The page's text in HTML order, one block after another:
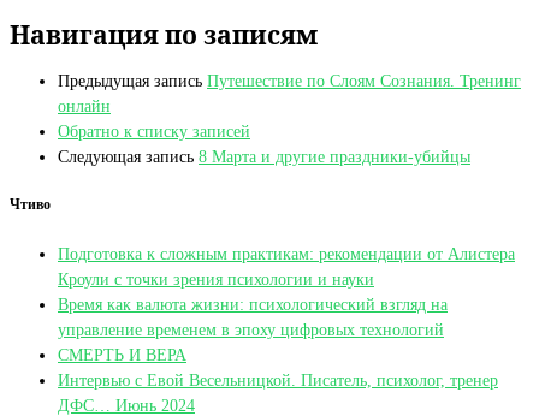
Навигация по записям
Предыдущая запись Путешествие по Слоям Сознания. Тренинг
онлайн
Обратно к списку записей
Следующая запись 8 Марта и другие праздники-убийцы
Чтиво
Подготовка к сложным практикам: рекомендации от Алистера
Кроули с точки зрения психологии и науки
Время как валюта жизни: психологический взгляд на
управление временем в эпоху цифровых технологий
СМЕРТЬ И ВЕРА
Интервью с Евой Весельницкой. Писатель, психолог, тренер
ДФС… Июнь 2024